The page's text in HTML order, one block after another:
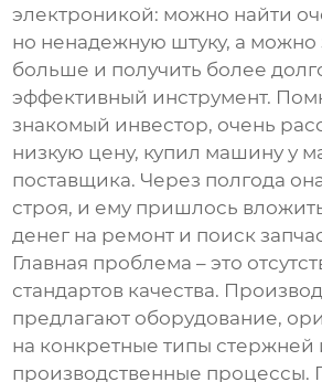
электроникой: можно найти
но ненадежную штуку, а можно
больше и получить более
эффективный инструмент.
знакомый инвестор, очень
низкую цену, купил машину у
поставщика. Через полгода
строя, и ему пришлось
денег на ремонт и поиск
Главная проблема – это
стандартов качества.
предлагают оборудование,
на конкретные типы стержней
производственные процессы.